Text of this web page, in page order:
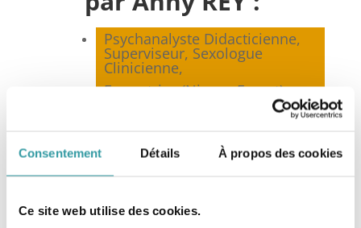
Consentement Détails À propos des cookies
Ce site web utilise des cookies.
Psychanalyste Didacticienne,
Superviseur, Sexologue
Clinicienne,
Formatrice (Niveau Expert) en
Fédération
Nationale de Psychanalyse
(FNP)*, Marseille,
Française de Psychothérapie et